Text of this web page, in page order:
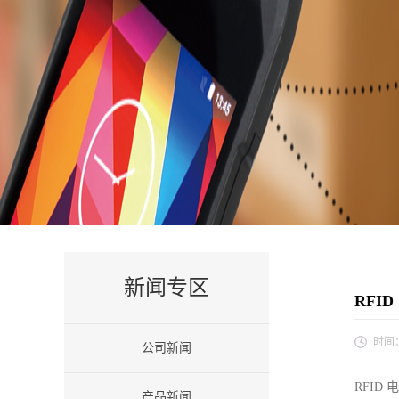
新闻专区
公司新闻
RFID
时间：
RFID